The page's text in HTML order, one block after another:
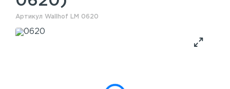
Панели с полимерным покрытием
Окрашенные панели
HPL панели
Артикул Wallhof LM 0620